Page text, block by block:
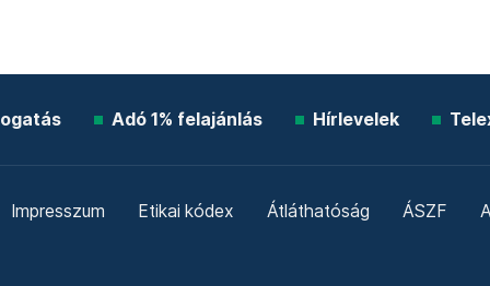
Adó 1% felajánlás Hírlevelek
Impresszum Etikai kódex Átláthatóság ÁSZF